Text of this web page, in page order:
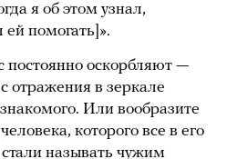
я об этом узнал,
помогать]».
постоянно оскорбляют —
отражения в зеркале
Или вообразите
человека, которого все в его
называть чужим